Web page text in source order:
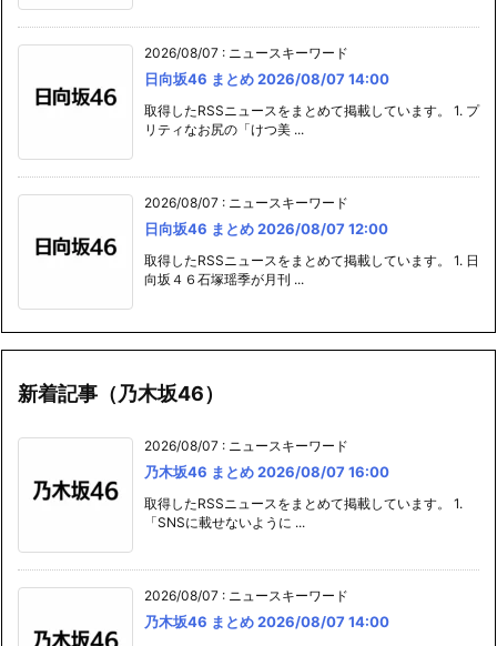
2026/08/07 : ニュースキーワード
日向坂46 まとめ 2026/08/07 14:00
取得したRSSニュースをまとめて掲載しています。 1. プ
リティなお尻の「けつ美 ...
2026/08/07 : ニュースキーワード
日向坂46 まとめ 2026/08/07 12:00
取得したRSSニュースをまとめて掲載しています。 1. 日
向坂４６石塚瑶季が月刊 ...
新着記事（乃木坂46）
2026/08/07 : ニュースキーワード
乃木坂46 まとめ 2026/08/07 16:00
取得したRSSニュースをまとめて掲載しています。 1.
「SNSに載せないように ...
2026/08/07 : ニュースキーワード
乃木坂46 まとめ 2026/08/07 14:00